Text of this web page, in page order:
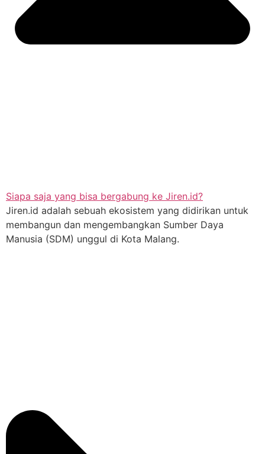
Siapa saja yang bisa bergabung ke Jiren.id?
Jiren.id adalah sebuah ekosistem yang didirikan untuk
membangun dan mengembangkan Sumber Daya
Manusia (SDM) unggul di Kota Malang.